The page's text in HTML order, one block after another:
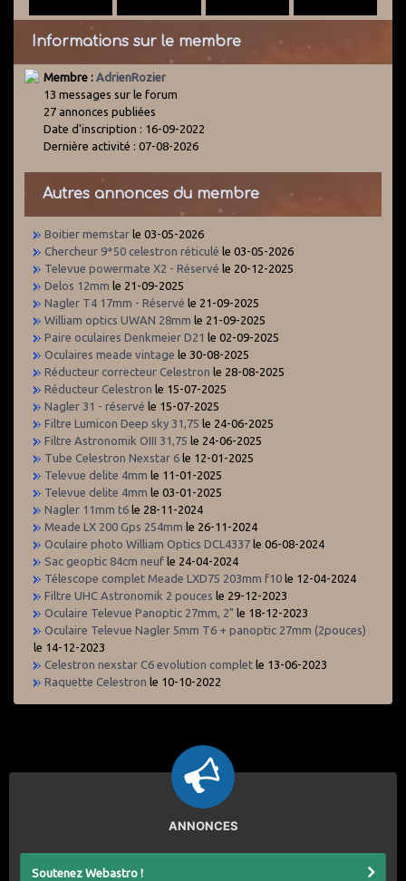
Informations sur le membre
Membre : AdrienRozier
13 messages sur le forum
27 annonces publiées
Date d'inscription : 16-09-2022
Dernière activité : 07-08-2026
Autres annonces du membre
Boitier memstar le 03-05-2026
Chercheur 9*50 celestron réticulé le 03-05-2026
Televue powermate X2 - Réservé le 20-12-2025
Delos 12mm le 21-09-2025
Nagler T4 17mm - Réservé le 21-09-2025
William optics UWAN 28mm le 21-09-2025
Paire oculaires Denkmeier D21 le 02-09-2025
Oculaires meade vintage le 30-08-2025
Réducteur correcteur Celestron le 28-08-2025
Réducteur Celestron le 15-07-2025
Nagler 31 - réservé le 15-07-2025
Filtre Lumicon Deep sky 31,75 le 24-06-2025
Filtre Astronomik OIII 31,75 le 24-06-2025
Tube Celestron Nexstar 6 le 12-01-2025
Televue delite 4mm le 11-01-2025
Televue delite 4mm le 03-01-2025
Nagler 11mm t6 le 28-11-2024
Meade LX 200 Gps 254mm le 26-11-2024
Oculaire photo William Optics DCL4337 le 06-08-2024
Sac geoptic 84cm neuf le 24-04-2024
Télescope complet Meade LXD75 203mm f10 le 12-04-2024
Filtre UHC Astronomik 2 pouces le 29-12-2023
Oculaire Televue Panoptic 27mm, 2" le 18-12-2023
Oculaire Televue Nagler 5mm T6 + panoptic 27mm (2pouces)
le 14-12-2023
Celestron nexstar C6 evolution complet le 13-06-2023
Raquette Celestron le 10-10-2022
ANNONCES
Soutenez Webastro !